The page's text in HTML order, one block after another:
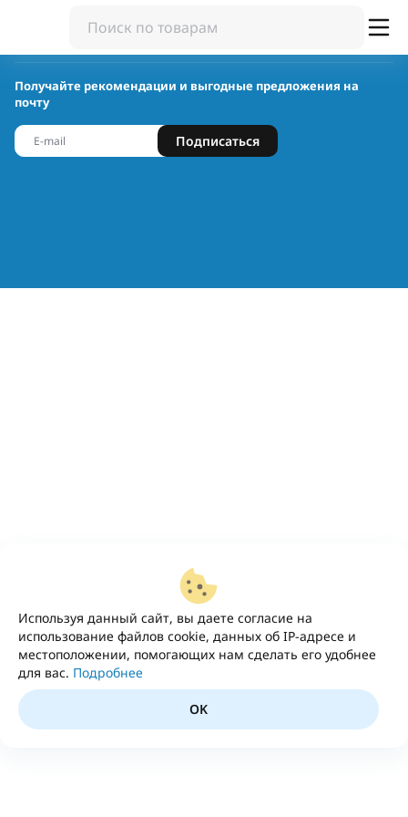
Используя данный сайт, вы даете согласие на
использование файлов cookie, данных об IP-адресе и
местоположении, помогающих нам сделать его удобнее
для вас. Подробнее
OK
Получайте рекомендации и выгодные предложения на
почту
Подписаться